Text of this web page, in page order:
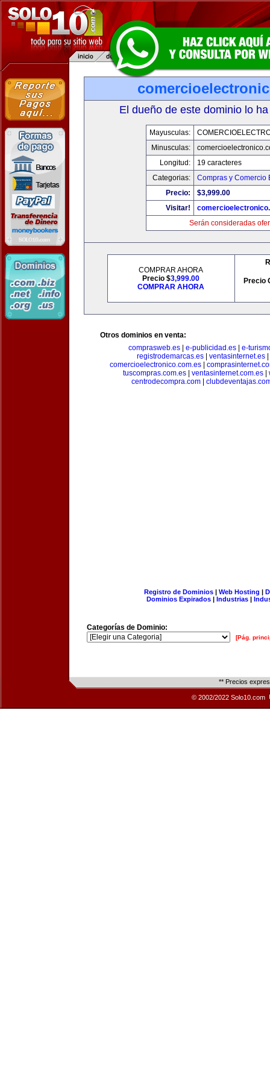
El dueño de este dominio lo
Mayusculas:
Minusculas:
Longitud:
19 caracteres
Categorias:
Compras y Comercio
Precio:
$3,999.00
Visitar!
Serán consideradas
COMPRAR AHORA
Precio $3,999.00
COMPRAR AHORA
Precio
Otros dominios en venta:
comprasweb.es
e-publicidad.es
e-
registrodemarcas.es| ventasinternet.es|
comercioelectronico.com.es
tuscompras.com.es| ventasinternet.com.es|
centrodecompra.com
Registro de Dominios| Web Hosting |
Dominios Expirados | Industrias |
Categorías de Dominio:
[Pág.
** Precios
© 2002/2022 Solo10.com